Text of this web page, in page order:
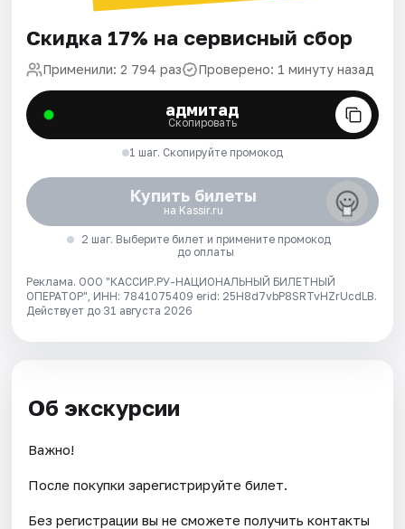
Скидка 17% на сервисный сбор
Применили: 2 794 раз Проверено: 1 минуту назад
адмитад
Скопировать
1 шаг. Скопируйте промокод
Купить билеты
на Kassir.ru
2 шаг. Выберите билет и примените промокод
до оплаты
Реклама. ООО "КАССИР.РУ-НАЦИОНАЛЬНЫЙ БИЛЕТНЫЙ
ОПЕРАТОР", ИНН: 7841075409 erid: 25H8d7vbP8SRTvHZrUcdLB.
Действует до 31 августа 2026
Об экскурсии
Важно!
После покупки зарегистрируйте билет.
Без регистрации вы не сможете получить контакты